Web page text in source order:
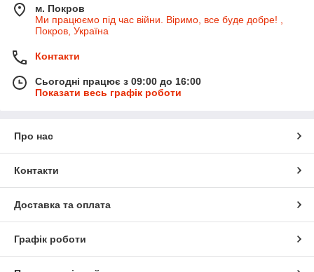
м. Покров
Ми працюємо під час війни. Віримо, все буде добре! ,
Покров, Україна
Контакти
Сьогодні працює з 09:00 до 16:00
Показати весь графік роботи
Про нас
Контакти
Доставка та оплата
Графік роботи